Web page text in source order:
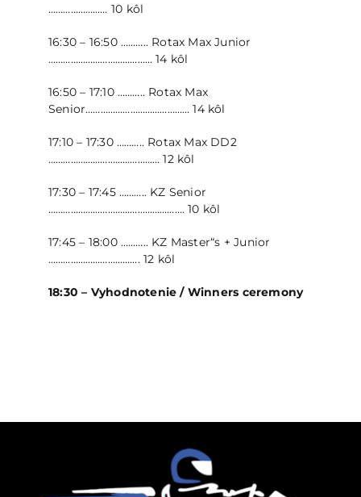
…………………… 10 kôl
16:30 – 16:50 ……….. Rotax Max Junior
…………………………………… 14 kôl
16:50 – 17:10 ……….. Rotax Max
Senior…………………………………… 14 kôl
17:10 – 17:30 ……….. Rotax Max DD2
……………………………………… 12 kôl
17:30 – 17:45 ……….. KZ Senior
………………………………………………. 10 kôl
17:45 – 18:00 ……….. KZ Master“s + Junior
………………………………. 12 kôl
18:30 – Vyhodnotenie / Winners ceremony